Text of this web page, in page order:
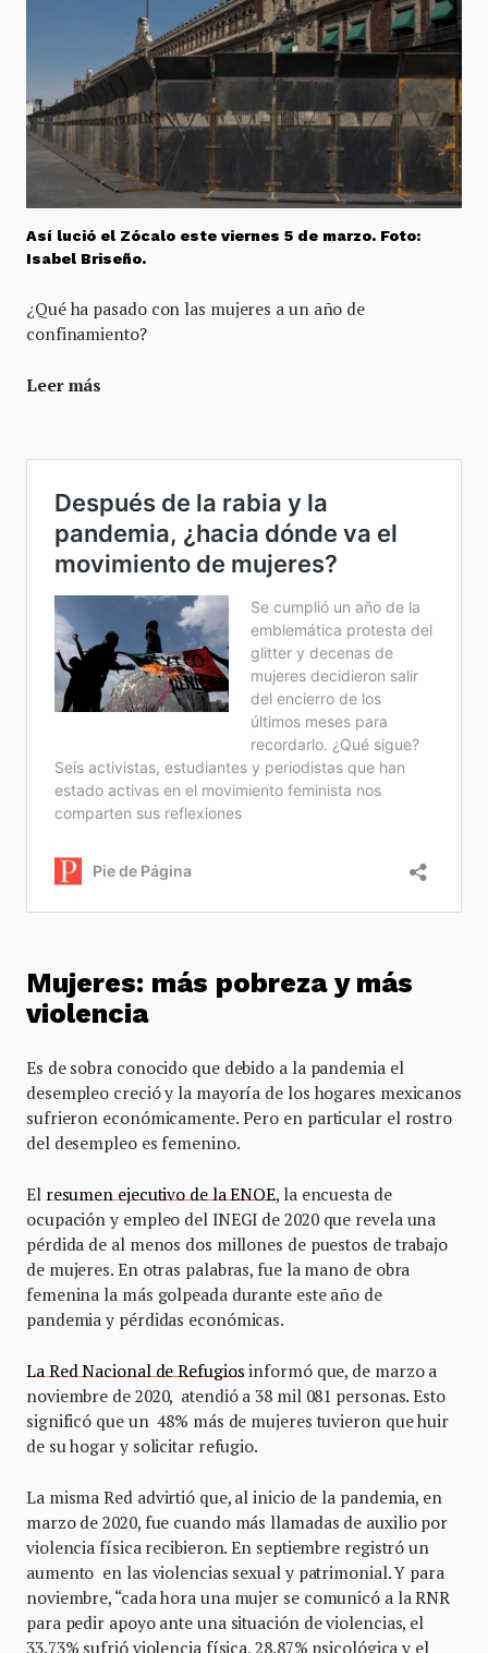
Así lució el Zócalo este viernes 5 de marzo. Foto:
Isabel Briseño.
¿Qué ha pasado con las mujeres a un año de
confinamiento?
Leer más
Mujeres: más pobreza y más
violencia
Es de sobra conocido que debido a la pandemia el
desempleo creció y la mayoría de los hogares mexicanos
sufrieron económicamente. Pero en particular el rostro
del desempleo es femenino.
El resumen ejecutivo de la ENOE, la encuesta de
ocupación y empleo del INEGI de 2020 que revela una
pérdida de al menos dos millones de puestos de trabajo
de mujeres. En otras palabras, fue la mano de obra
femenina la más golpeada durante este año de
pandemia y pérdidas económicas.
La Red Nacional de Refugios informó que, de marzo a
noviembre de 2020, atendió a 38 mil 081 personas. Esto
significó que un 48% más de mujeres tuvieron que huir
de su hogar y solicitar refugio.
La misma Red advirtió que, al inicio de la pandemia, en
marzo de 2020, fue cuando más llamadas de auxilio por
violencia física recibieron. En septiembre registró un
aumento en las violencias sexual y patrimonial. Y para
noviembre, “cada hora una mujer se comunicó a la RNR
para pedir apoyo ante una situación de violencias, el
33.73% sufrió violencia física, 28.87% psicológica y el